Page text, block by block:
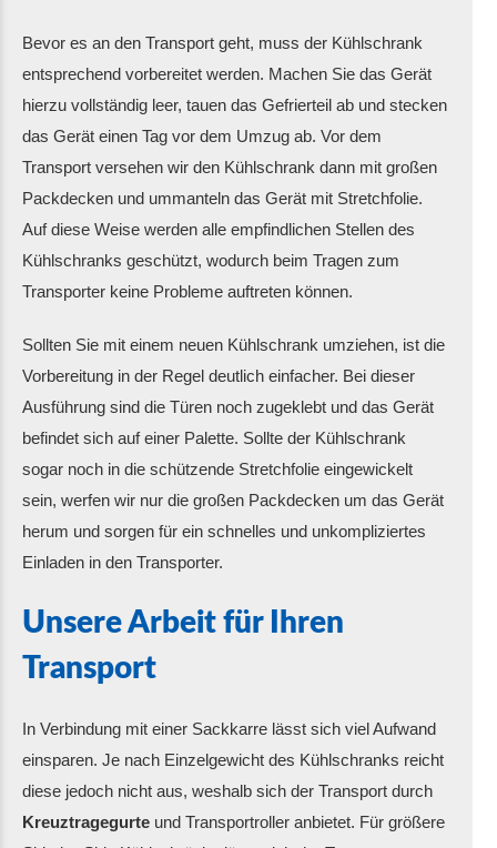
Bevor es an den Transport geht, muss der Kühlschrank
entsprechend vorbereitet werden. Machen Sie das Gerät
hierzu vollständig leer, tauen das Gefrierteil ab und stecken
das Gerät einen Tag vor dem Umzug ab. Vor dem
Transport versehen wir den Kühlschrank dann mit großen
Packdecken und ummanteln das Gerät mit Stretchfolie.
Auf diese Weise werden alle empfindlichen Stellen des
Kühlschranks geschützt, wodurch beim Tragen zum
Transporter keine Probleme auftreten können.
Sollten Sie mit einem neuen Kühlschrank umziehen, ist die
Vorbereitung in der Regel deutlich einfacher. Bei dieser
Ausführung sind die Türen noch zugeklebt und das Gerät
befindet sich auf einer Palette. Sollte der Kühlschrank
sogar noch in die schützende Stretchfolie eingewickelt
sein, werfen wir nur die großen Packdecken um das Gerät
herum und sorgen für ein schnelles und unkompliziertes
Einladen in den Transporter.
Unsere Arbeit für Ihren
Transport
In Verbindung mit einer Sackkarre lässt sich viel Aufwand
einsparen. Je nach Einzelgewicht des Kühlschranks reicht
diese jedoch nicht aus, weshalb sich der Transport durch
Kreuztragegurte und Transportroller anbietet. Für größere